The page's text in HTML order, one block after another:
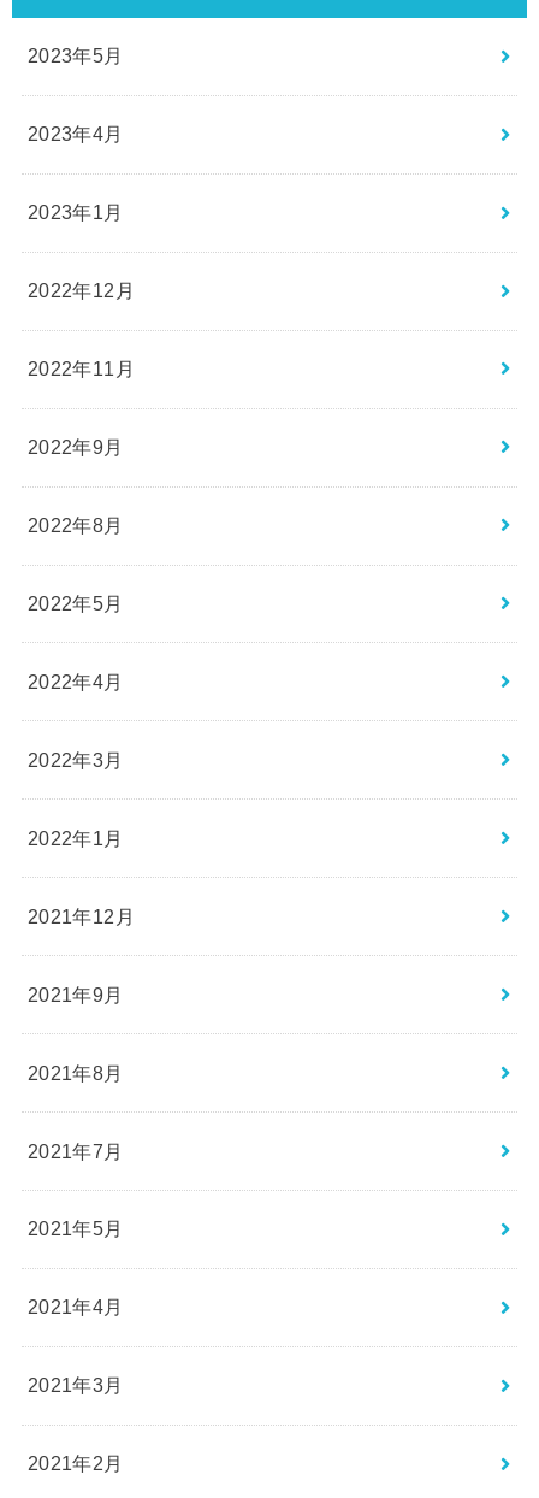
2023年5月
2023年4月
2023年1月
2022年12月
2022年11月
2022年9月
2022年8月
2022年5月
2022年4月
2022年3月
2022年1月
2021年12月
2021年9月
2021年8月
2021年7月
2021年5月
2021年4月
2021年3月
2021年2月